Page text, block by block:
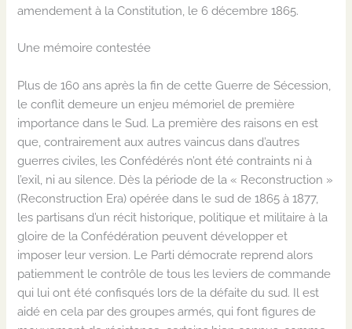
amendement à la Constitution, le 6 décembre 1865.
Une mémoire contestée
Plus de 160 ans après la fin de cette Guerre de Sécession,
le conflit demeure un enjeu mémoriel de première
importance dans le Sud. La première des raisons en est
que, contrairement aux autres vaincus dans d’autres
guerres civiles, les Confédérés n’ont été contraints ni à
l’exil, ni au silence. Dès la période de la « Reconstruction »
(Reconstruction Era) opérée dans le sud de 1865 à 1877,
les partisans d’un récit historique, politique et militaire à la
gloire de la Confédération peuvent développer et
imposer leur version. Le Parti démocrate reprend alors
patiemment le contrôle de tous les leviers de commande
qui lui ont été confisqués lors de la défaite du sud. Il est
aidé en cela par des groupes armés, qui font figures de